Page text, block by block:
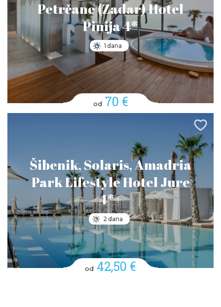
Petrčane (Zadar) Hotel
Pinija 4*
1 dana
od 70 €
Šibenik, Solaris, Amadria
Park Lifestyle Hotel Jure
4*+
2 dana
od 42,50 €